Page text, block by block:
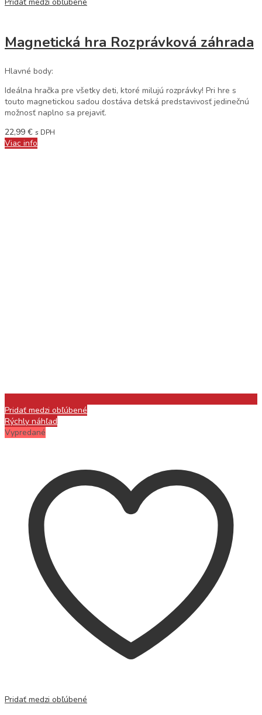
Magnetická hra Rozprávková záhrada
Hlavné body:
Ideálna hračka pre všetky deti, ktoré milujú rozprávky! Pri hre s
touto magnetickou sadou dostáva detská predstavivosť jedinečnú
možnosť naplno sa prejaviť.
22,99 € s DPH
Viac info
Pridať medzi obľúbené
Rýchly náhľad
Vypredané
Pridať medzi obľúbené